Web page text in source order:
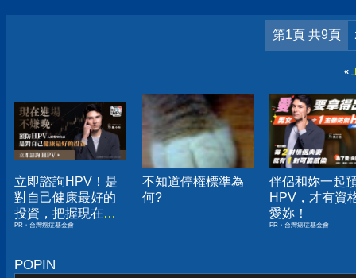
第1頁 共9頁
«
立即諮詢HPV！是
對自己健康最好的
投資，把握現在不
嫌晚！
PR・台灣癌症基金會
不知道停權標準為
何?
伴侶和妳一起
HPV，才有資
愛妳！
PR・台灣癌症基金會
POPIN